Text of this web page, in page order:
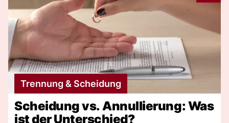
Trennung & Scheidung
Scheidung vs. Annullierung: Was
ist der Unterschied?